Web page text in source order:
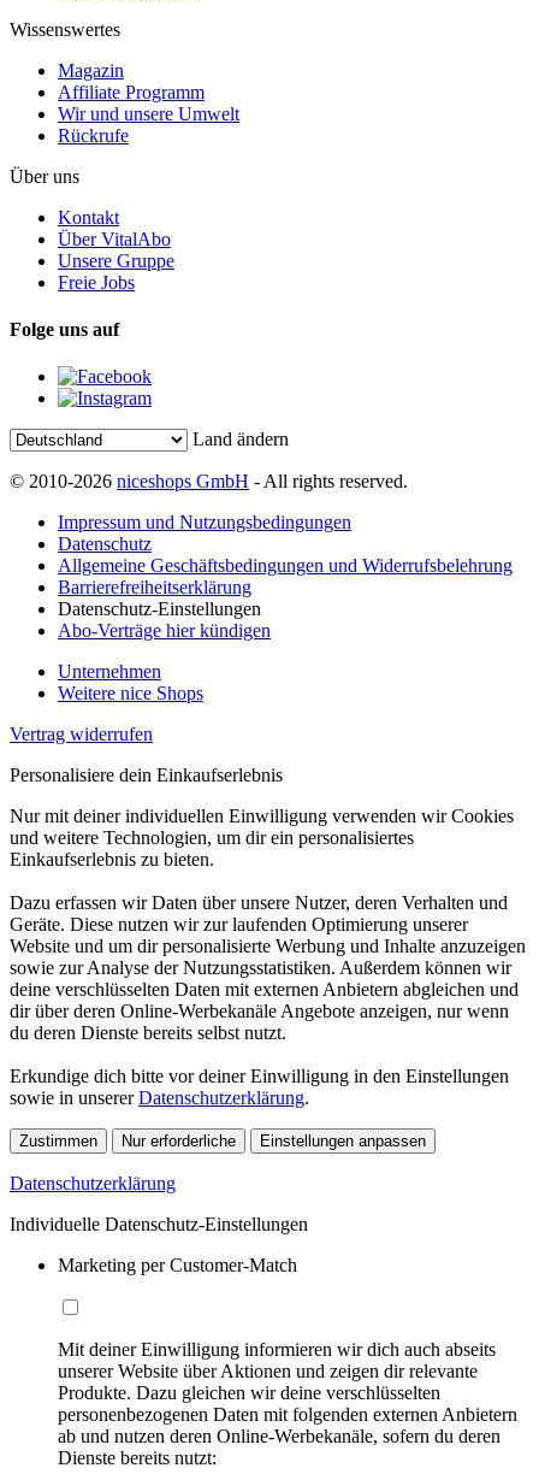
Wissenswertes
Magazin
Affiliate Programm
Wir und unsere Umwelt
Rückrufe
Über uns
Kontakt
Über VitalAbo
Unsere Gruppe
Freie Jobs
Folge uns auf
Land ändern
© 2010-2026 niceshops GmbH - All rights reserved.
Impressum und Nutzungsbedingungen
Datenschutz
Allgemeine Geschäftsbedingungen und Widerrufsbelehrung
Barrierefreiheitserklärung
Datenschutz-Einstellungen
Abo-Verträge hier kündigen
Unternehmen
Weitere nice Shops
Vertrag widerrufen
Personalisiere dein Einkaufserlebnis
Nur mit deiner individuellen Einwilligung verwenden wir Cookies
und weitere Technologien, um dir ein personalisiertes
Einkaufserlebnis zu bieten.
Dazu erfassen wir Daten über unsere Nutzer, deren Verhalten und
Geräte. Diese nutzen wir zur laufenden Optimierung unserer
Website und um dir personalisierte Werbung und Inhalte anzuzeigen
sowie zur Analyse der Nutzungsstatistiken. Außerdem können wir
deine verschlüsselten Daten mit externen Anbietern abgleichen und
dir über deren Online-Werbekanäle Angebote anzeigen, nur wenn
du deren Dienste bereits selbst nutzt.
Erkundige dich bitte vor deiner Einwilligung in den Einstellungen
sowie in unsererDatenschutzerklärung.
Zustimmen Nur erforderliche Einstellungen anpassen
Datenschutzerklärung
Individuelle Datenschutz-Einstellungen
Marketing per Customer-Match
Mit deiner Einwilligung informieren wir dich auch abseits
unserer Website über Aktionen und zeigen dir relevante
Produkte. Dazu gleichen wir deine verschlüsselten
personenbezogenen Daten mit folgenden externen Anbietern
ab und nutzen deren Online-Werbekanäle, sofern du deren
Dienste bereits nutzt: